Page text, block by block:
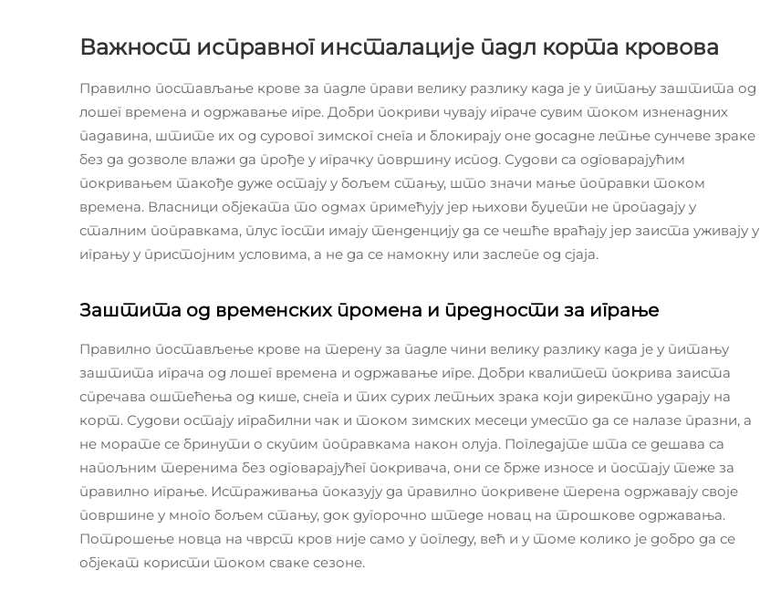
Важност исправног инсталације падл корта кровова
Правилно постављање крове за падле прави велику разлику када је у питању заштита од
лошег времена и одржавање игре. Добри покриви чувају играче сувим током изненадних
падавина, штите их од суровог зимског снега и блокирају оне досадне летње сунчеве зраке
без да дозволе влажи да прође у играчку површину испод. Судови са одговарајућим
покривањем такође дуже остају у бољем стању, што значи мање поправки током
времена. Власници објеката то одмах примећују јер њихови буџети не пропадају у
сталним поправкама, плус гости имају тенденцију да се чешће враћају јер заиста уживају у
игрању у пристојним условима, а не да се намокну или заслепе од сјаја.
Заштита од временских промена и предности за играње
Правилно постављење крове на терену за падле чини велику разлику када је у питању
заштита играча од лошег времена и одржавање игре. Добри квалитет покрива заиста
спречава оштећења од кише, снега и тих сурих летњих зрака који директно ударају на
корт. Судови остају играбилни чак и током зимских месеци уместо да се налазе празни, а
не морате се бринути о скупим поправкама након олуја. Погледајте шта се дешава са
напољним теренима без одговарајућег покривача, они се брже износе и постају теже за
правилно играње. Истраживања показују да правилно покривене терена одржавају своје
површине у много бољем стању, док дугорочно штеде новац на трошкове одржавања.
Потрошење новца на чврст кров није само у погледу, већ и у томе колико је добро да се
објекат користи током сваке сезоне.